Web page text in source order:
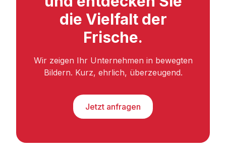
die Vielfalt der
Frische.
Wir zeigen Ihr Unternehmen in bewegten
Bildern. Kurz, ehrlich, überzeugend.
Jetzt anfragen